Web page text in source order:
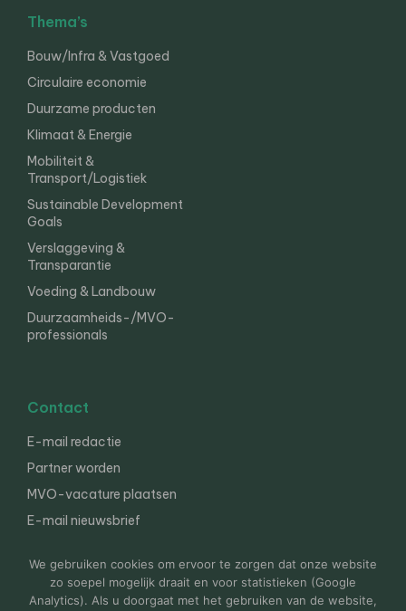
Thema’s
Bouw/Infra & Vastgoed
Circulaire economie
Duurzame producten
Klimaat & Energie
Mobiliteit &
Transport/Logistiek
Sustainable Development
Goals
Verslaggeving &
Transparantie
Voeding & Landbouw
Duurzaamheids-/MVO-
professionals
Contact
E-mail redactie
Partner worden
MVO-vacature plaatsen
E-mail nieuwsbrief
We gebruiken cookies om ervoor te zorgen dat onze website
zo soepel mogelijk draait en voor statistieken (Google
Analytics). Als u doorgaat met het gebruiken van de website,